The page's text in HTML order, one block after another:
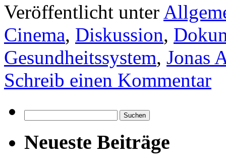
Veröffentlicht unter
Cinema, Diskussion,
Gesundheitssystem, Jonas
Schreib einen Kommentar
nach:
Neueste Beiträge